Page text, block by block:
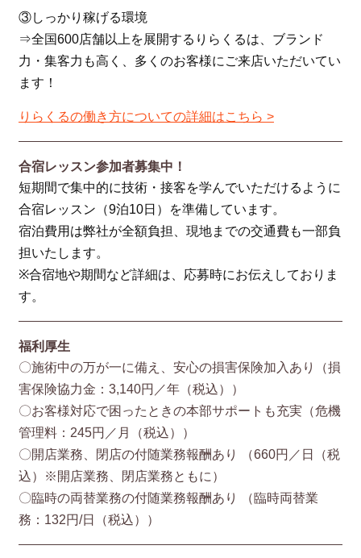
③しっかり稼げる環境
⇒全国600店舗以上を展開するりらくるは、ブランド
力・集客力も高く、多くのお客様にご来店いただいてい
ます！
りらくるの働き方についての詳細はこちら >
合宿レッスン参加者募集中！
短期間で集中的に技術・接客を学んでいただけるように
合宿レッスン（9泊10日）を準備しています。
宿泊費用は弊社が全額負担、現地までの交通費も一部負
担いたします。
※合宿地や期間など詳細は、応募時にお伝えしておりま
す。
福利厚生
〇施術中の万が一に備え、安心の損害保険加入あり（損
害保険協⼒⾦：3,140円／年（税込））
〇お客様対応で困ったときの本部サポートも充実（危機
管理料：245円／月（税込））
〇開店業務、閉店の付随業務報酬あり （660円／⽇（税
込）※開店業務、閉店業務ともに）
〇臨時の両替業務の付随業務報酬あり （臨時両替業
務：132円/⽇（税込））